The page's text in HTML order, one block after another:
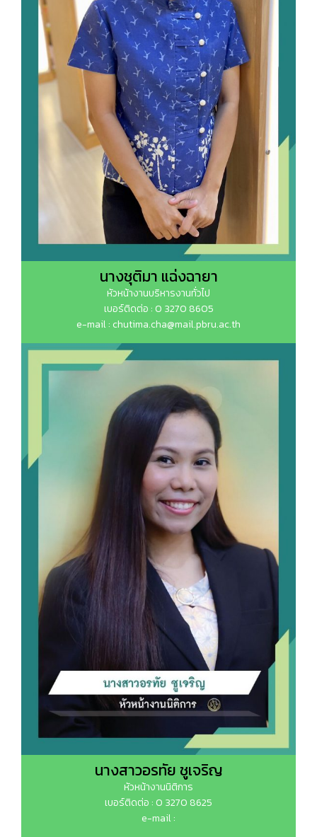
นางชุติมา แฉ่งฉายา
หัวหน้างานบริหารงานทั่วไป
เบอร์ติดต่อ : 0 3270 8605
e-mail : chutima.cha@mail.pbru.ac.th
นางสาวอรทัย ชูเจริญ
หัวหน้างานนิติการ
เบอร์ติดต่อ : 0 3270 8625
e-mail :